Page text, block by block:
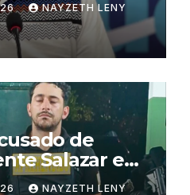
NAYZETH LENY
de
Salazar en
NAYZETH LENY